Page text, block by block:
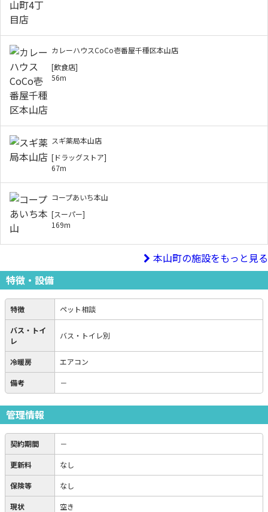
カレーハウスCoCo壱番屋千種区本山店
[飲食店]
56m
スギ薬局本山店
[ドラッグストア]
67m
コープあいち本山
[スーパー]
169m
本山町の施設をもっと見る
特徴・設備
特徴 ペット相談
バス・トイ
レ
バス・トイレ別
冷暖房 エアコン
備考 －
管理情報
契約期間 －
更新料 なし
保険等 なし
現状 空き